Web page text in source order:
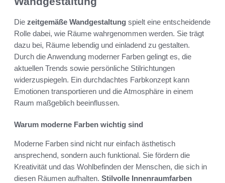
Die zeitgemäße Wandgestaltung spielt eine entscheidende
Rolle dabei, wie Räume wahrgenommen werden. Sie trägt
dazu bei, Räume lebendig und einladend zu gestalten.
Durch die Anwendung moderner Farben gelingt es, die
aktuellen Trends sowie persönliche Stilrichtungen
widerzuspiegeln. Ein durchdachtes Farbkonzept kann
Emotionen transportieren und die Atmosphäre in einem
Raum maßgeblich beeinflussen.
Warum moderne Farben wichtig sind
Moderne Farben sind nicht nur einfach ästhetisch
ansprechend, sondern auch funktional. Sie fördern die
Kreativität und das Wohlbefinden der Menschen, die sich in
diesen Räumen aufhalten. Stilvolle Innenraumfarben